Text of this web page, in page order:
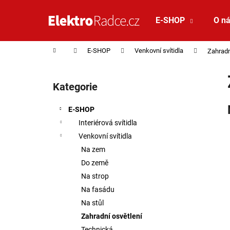
E-SHOP O
Domů E-SHOP Venkovní svítidla
Přeskočit kategorie
Kategorie
E-SHOP
Interiérová svítidla
Venkovní svítidla
Na zem
Do země
Na strop
Na fasádu
Na stůl
Zahradní osvětlení
Zpět
do
Zpět
do